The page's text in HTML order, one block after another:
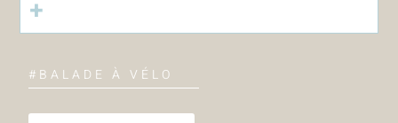
+
#BALADE À VÉLO